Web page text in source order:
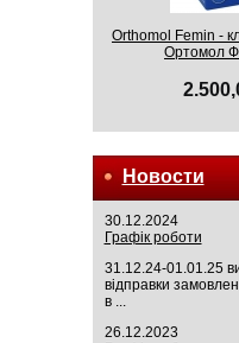
Orthomol Femin -
Ортомол
Новости
30.12.2024
Графік роботи
31.12.24-01.01.25
відправки
в ...
26.12.2023